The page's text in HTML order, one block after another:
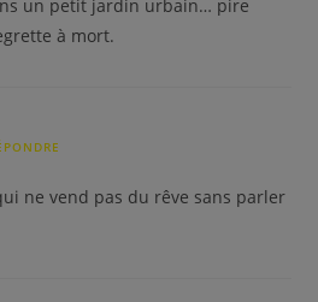
un petit jardin urbain… pire
à mort.
ne vend pas du rêve sans parler